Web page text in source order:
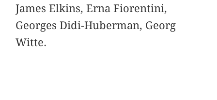
James Elkins, Erna Fiorentini,
Georges Didi-Huberman, Georg
Witte.